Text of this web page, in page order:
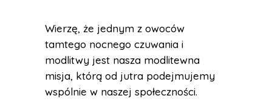
Wierzę, że jednym z owoców
tamtego nocnego czuwania i
modlitwy jest nasza modlitewna
misja, którą od jutra podejmujemy
wspólnie w naszej społeczności.